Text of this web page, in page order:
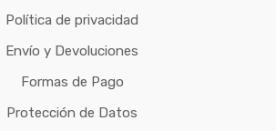
Política de privacidad
Envío y Devoluciones
Formas de Pago
Protección de Datos